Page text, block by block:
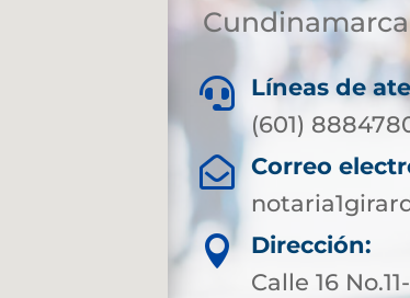
Cundinamarca

Líneas de
(601)

Correo

Dirección:
Calle 16